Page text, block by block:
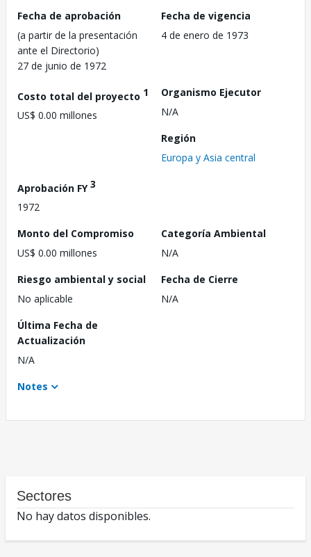
Fecha de aprobación
(a partir de la presentación
ante el Directorio)
27 de junio de 1972
Fecha de vigencia
4 de enero de 1973
Costo total del proyecto 1
US$ 0.00 millones
Organismo Ejecutor
N/A
Región
Europa y Asia central
Aprobación FY3
1972
Monto del Compromiso
US$ 0.00 millones
Categoría Ambiental
N/A
Riesgo ambiental y social
No aplicable
Fecha de Cierre
N/A
Última Fecha de
Actualización
N/A
Notes
Sectores
No hay datos disponibles.